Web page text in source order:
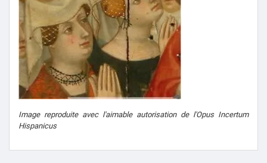
Image reproduite avec l'aimable autorisation de l'Opus Incertum
Hispanicus